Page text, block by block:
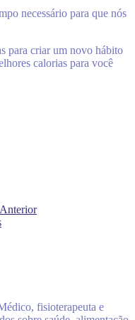
necessário para que nós
para criar um novo hábito
calorias para você
Anterior
fisioterapeuta e